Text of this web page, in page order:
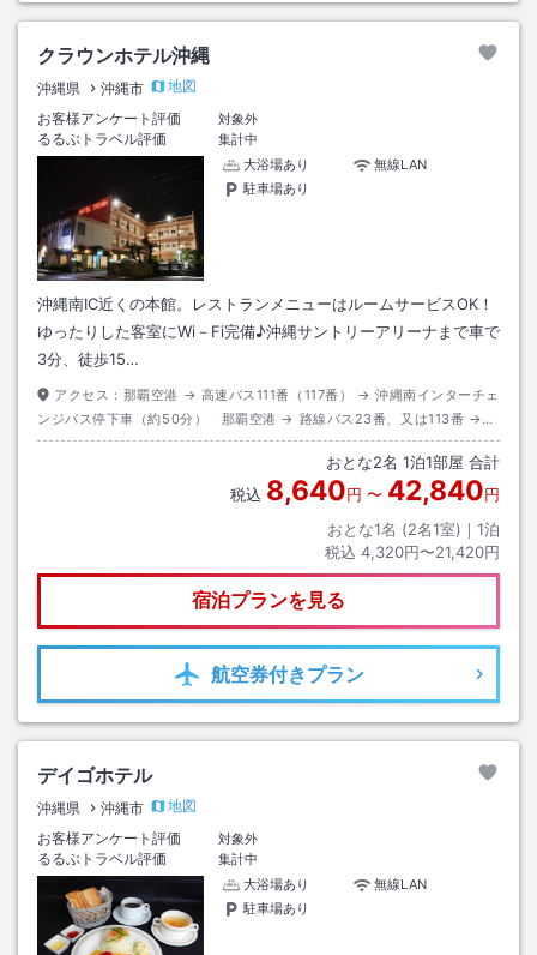
クラウンホテル沖縄
沖縄県 沖縄市
地図
お客様アンケート評価
対象外
るるぶトラベル評価
集計中
大浴場あり
無線LAN
駐車場あり
沖縄南IC近くの本館。レストランメニューはルームサービスOK！
ゆったりした客室にWi－Fi完備♪沖縄サントリーアリーナまで車で
3分、徒歩15…
アクセス： 那覇空港 → 高速バス111番（117番） → 沖縄南インターチェ
ンジバス停下車（約50分） 那覇空港 → 路線バス23番、又は113番 →
胡屋バス停下車（約70分）
おとな2名 1泊1部屋 合計
税込 8,640円 〜 42,840円
おとな1名 (2名1室)｜ 1泊
税込 4,320円〜21,420円
宿泊プランを見る
航空券付きプラン
デイゴホテル
沖縄県 沖縄市
地図
お客様アンケート評価
対象外
るるぶトラベル評価
集計中
大浴場あり
無線LAN
駐車場あり